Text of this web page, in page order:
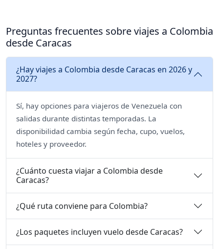
Preguntas frecuentes sobre viajes a Colombia
desde Caracas
¿Hay viajes a Colombia desde Caracas en 2026 y
2027?
Sí, hay opciones para viajeros de Venezuela con
salidas durante distintas temporadas. La
disponibilidad cambia según fecha, cupo, vuelos,
hoteles y proveedor.
¿Cuánto cuesta viajar a Colombia desde
Caracas?
¿Qué ruta conviene para Colombia?
¿Los paquetes incluyen vuelo desde Caracas?